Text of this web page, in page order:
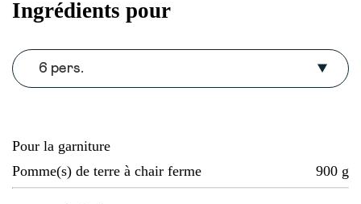
Ingrédients pour
6 pers.
Pour la garniture
Pomme(s) de terre à chair ferme
900 g